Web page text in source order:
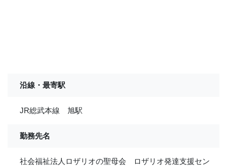
沿線・最寄駅
JR総武本線 旭駅
勤務先名
社会福祉法人ロザリオの聖母会 ロザリオ発達支援セン